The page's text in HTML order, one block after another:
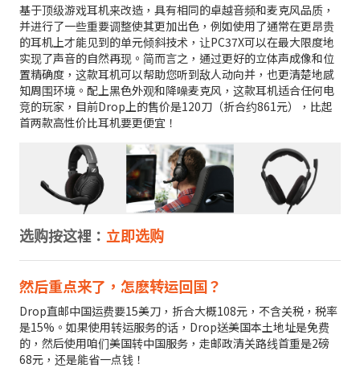
基于顶级游戏耳机来改造，具有相同的卓越音频和麦克风品质，
并进行了一些重要调整使其更加出色，例如使用了通常在更昂贵
的耳机上才能见到的单元倾斜技术，让PC37X可以在最大限度地
实现了声音的自然再现。简而言之，通过更好的立体声成像和位
置精确度，这款耳机可以帮助您听到敌人动向并，也更清楚地感
知周围环境。配上黑色外观和降噪麦克风，这款耳机适合任何电
竞的玩家，目前Drop上的售价是120刀（折合约861元），比起
首两款高性价比耳机要更便宜！
选购按这裡： 立即选购
然后重点来了，怎麽转运回国？
Drop直邮中国运费要15美刀，折合大概108元，不含关税，税率
是15%。如果使用转运服务的话，Drop送美国本土地址是免费
的，然后使用咱们美国转中国服务，走邮政清关路线首重是2磅
68元，还是能省一点钱！